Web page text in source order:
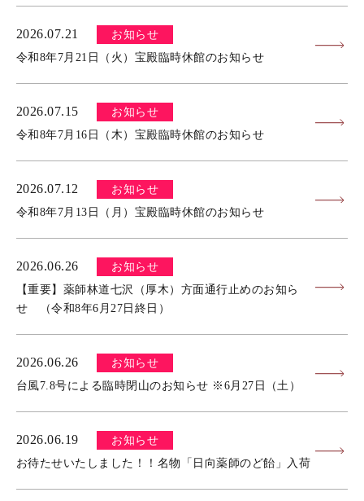
2026.07.21
お知らせ
令和8年7月21日（火）宝殿臨時休館のお知らせ
2026.07.15
お知らせ
令和8年7月16日（木）宝殿臨時休館のお知らせ
2026.07.12
お知らせ
令和8年7月13日（月）宝殿臨時休館のお知らせ
2026.06.26
お知らせ
【重要】薬師林道七沢（厚木）方面通行止めのお知ら
せ （令和8年6月27日終日）
2026.06.26
お知らせ
台風7.8号による臨時閉山のお知らせ ※6月27日（土）
2026.06.19
お知らせ
お待たせいたしました！！名物「日向薬師のど飴」入荷